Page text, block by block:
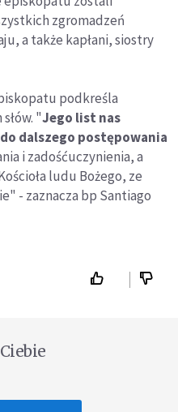
zgromadzeń
a także kapłani, siostry
podkreśla
"Jego list nas
dalszego postępowania
i zadośćuczynienia, a
ludu Bożego, ze
- zaznacza bp Santiago